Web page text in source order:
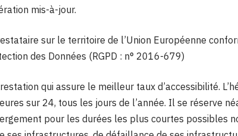
mis-à-jour.
sur le territoire de l’Union Européenne
des Données (RGPD : n° 2016-679)
qui assure le meilleur taux d’accessibilité.
sur 24, tous les jours de l’année. Il se réserve
pour les durées les plus courtes possibles